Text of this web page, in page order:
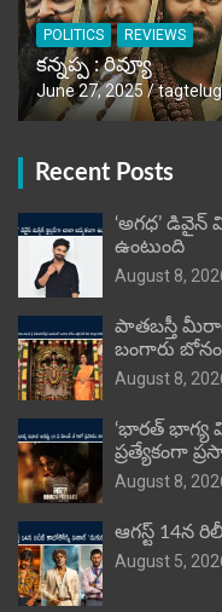
POLITICS REVIEWS
కన్నప్ప : రివ్యూ
June 27, 2025
Recent Posts
‘అగధ’ డివైన్
ఉంటుంది
August 8,
పాతబస్తీ
బంగారు
August 8,
‘భారత్ భాగ్య
ప్రత్యేకంగా
August 8,
ఆగస్ట్ 14న
August 5,